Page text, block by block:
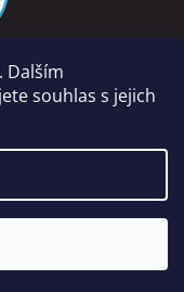
Dalším
souhlas s jejich
41 Kly je otevřena
Ondřej Rutkowski.